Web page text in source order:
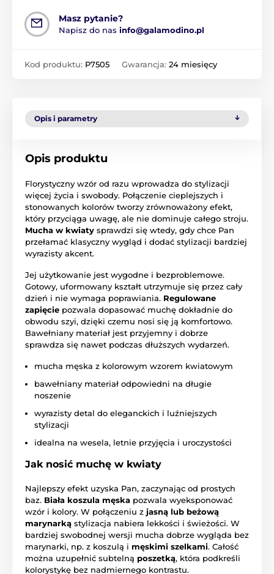
Masz pytanie?
Napisz do nas info@galamodino.pl
Kod produktu: P7505 Gwarancja: 24 miesięcy
Opis i parametry
Opis produktu
Florystyczny wzór od razu wprowadza do stylizacji
więcej życia i swobody. Połączenie cieplejszych i
stonowanych kolorów tworzy zrównoważony efekt,
który przyciąga uwagę, ale nie dominuje całego stroju.
Mucha w kwiaty sprawdzi się wtedy, gdy chce Pan
przełamać klasyczny wygląd i dodać stylizacji bardziej
wyrazisty akcent.
Jej użytkowanie jest wygodne i bezproblemowe.
Gotowy, uformowany kształt utrzymuje się przez cały
dzień i nie wymaga poprawiania. Regulowane
zapięcie pozwala dopasować muchę dokładnie do
obwodu szyi, dzięki czemu nosi się ją komfortowo.
Bawełniany materiał jest przyjemny i dobrze
sprawdza się nawet podczas dłuższych wydarzeń.
mucha męska z kolorowym wzorem kwiatowym
bawełniany materiał odpowiedni na długie
noszenie
wyrazisty detal do eleganckich i luźniejszych
stylizacji
idealna na wesela, letnie przyjęcia i uroczystości
Jak nosić muchę w kwiaty
Najlepszy efekt uzyska Pan, zaczynając od prostych
baz. Biała koszula męska pozwala wyeksponować
wzór i kolory. W połączeniu z jasną lub beżową
marynarką stylizacja nabiera lekkości i świeżości. W
bardziej swobodnej wersji mucha dobrze wygląda bez
marynarki, np. z koszulą i męskimi szelkami. Całość
można uzupełnić subtelną poszetką, która podkreśli
kolorystykę bez nadmiernego kontrastu.